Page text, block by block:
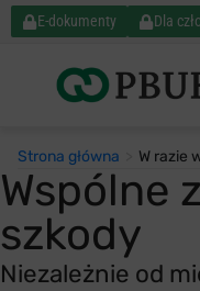
E-dokumenty Dla
Strona główna W razie
Wspólne
szkody
Niezależnie od